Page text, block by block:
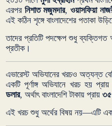
এরপর নিশাত মজুমদার,ওয়াসফিয়া
এই কঠিন শৃঙ্গে বাংলাদেশের পতাকা
তাদের প্রতিটি পদক্ষেপ শুধু ব্যক্তিগত
প্রতীক।
এভারেস্ট অভিযানের খরচও অত্যন্ত
একটি পূর্ণাঙ্গ অভিযানে খরচ হয়
ডলার, অর্থাৎ বাংলাদেশি টাকায় প্রায় ৩৫
এই খরচ শুধু অর্থের বিষয় নয়—এটি